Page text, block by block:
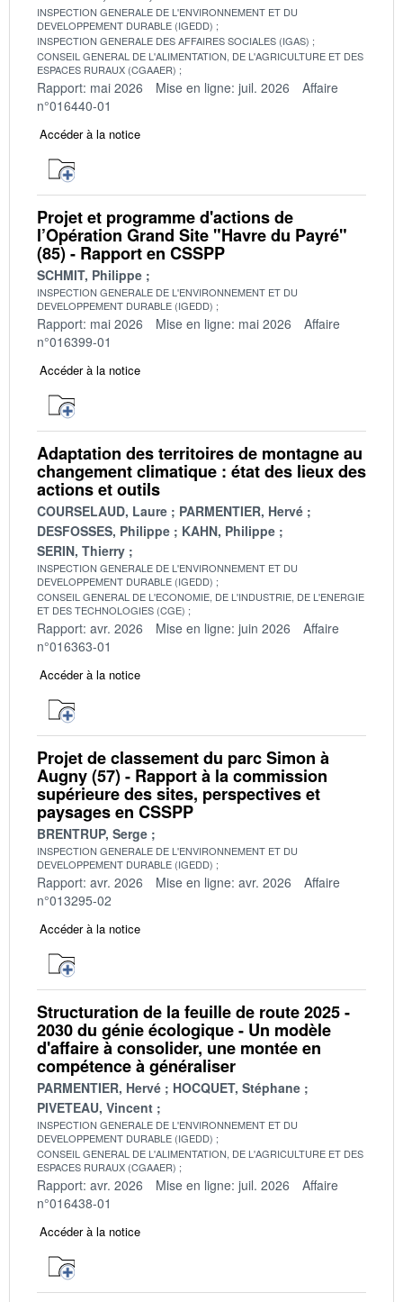
INSPECTION GENERALE DE L'ENVIRONNEMENT ET DU
DEVELOPPEMENT DURABLE (IGEDD)
INSPECTION GENERALE DES AFFAIRES SOCIALES (IGAS)
CONSEIL GENERAL DE L'ALIMENTATION, DE L'AGRICULTURE ET DES
ESPACES RURAUX (CGAAER)
Rapport: mai 2026 Mise en ligne: juil. 2026
Affaire
n°016440-01
Accéder à la notice
Projet et programme d'actions de
l’Opération Grand Site "Havre du Payré"
(85) - Rapport en CSSPP
SCHMIT, Philippe
INSPECTION GENERALE DE L'ENVIRONNEMENT ET DU
DEVELOPPEMENT DURABLE (IGEDD)
Rapport: mai 2026 Mise en ligne: mai 2026
Affaire
n°016399-01
Accéder à la notice
Adaptation des territoires de montagne au
changement climatique : état des lieux des
actions et outils
COURSELAUD, Laure
PARMENTIER, Hervé
DESFOSSES, Philippe
KAHN, Philippe
SERIN, Thierry
INSPECTION GENERALE DE L'ENVIRONNEMENT ET DU
DEVELOPPEMENT DURABLE (IGEDD)
CONSEIL GENERAL DE L'ECONOMIE, DE L'INDUSTRIE, DE L'ENERGIE
ET DES TECHNOLOGIES (CGE)
Rapport: avr. 2026 Mise en ligne: juin 2026
Affaire
n°016363-01
Accéder à la notice
Projet de classement du parc Simon à
Augny (57) - Rapport à la commission
supérieure des sites, perspectives et
paysages en CSSPP
BRENTRUP, Serge
INSPECTION GENERALE DE L'ENVIRONNEMENT ET DU
DEVELOPPEMENT DURABLE (IGEDD)
Rapport: avr. 2026 Mise en ligne: avr. 2026
Affaire
n°013295-02
Accéder à la notice
Structuration de la feuille de route 2025 -
2030 du génie écologique - Un modèle
d'affaire à consolider, une montée en
compétence à généraliser
PARMENTIER, Hervé
HOCQUET, Stéphane
PIVETEAU, Vincent
INSPECTION GENERALE DE L'ENVIRONNEMENT ET DU
DEVELOPPEMENT DURABLE (IGEDD)
CONSEIL GENERAL DE L'ALIMENTATION, DE L'AGRICULTURE ET DES
ESPACES RURAUX (CGAAER)
Rapport: avr. 2026 Mise en ligne: juil. 2026
Affaire
n°016438-01
Accéder à la notice